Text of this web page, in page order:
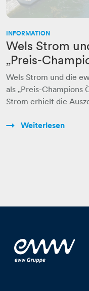
INFORMATION
Wels Strom
„Preis-
Wels Strom und die
als „Preis-Champions
Strom erhielt die
Weiterlesen